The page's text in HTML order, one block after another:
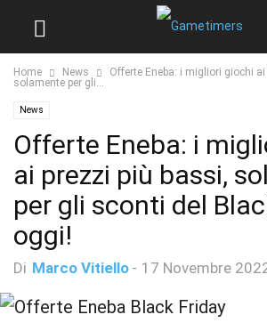
Home News
Offerte Eneba: i migliori giochi
solamente per gli...
News
Offerte Eneba: i
ai prezzi più bassi,
per gli sconti del
oggi!
Di Marco Vitiello - 17 Novembre